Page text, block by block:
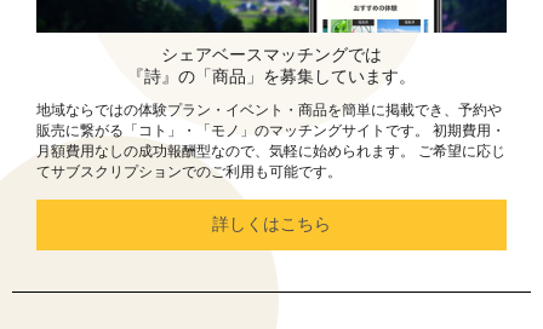
シェアベースマッチングでは
『詩』の「商品」を募集しています。
地域ならではの体験プラン・イベント・商品を簡単に掲載でき、予約や
販売に繋がる「コト」・「モノ」のマッチングサイトです。 初期費用・
月額費用なしの成功報酬型なので、気軽に始められます。 ご希望に応じ
てサブスクリプションでのご利用も可能です。
詳しくはこちら